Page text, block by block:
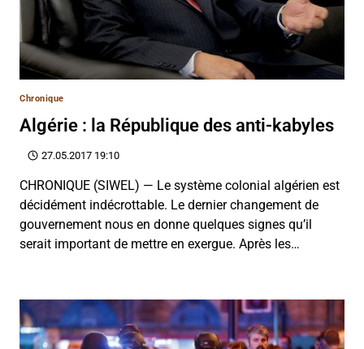
Chronique
Algérie : la République des anti-kabyles
27.05.2017 19:10
CHRONIQUE (SIWEL) — Le système colonial algérien est
décidément indécrottable. Le dernier changement de
gouvernement nous en donne quelques signes qu’il
serait important de mettre en exergue. Après les…